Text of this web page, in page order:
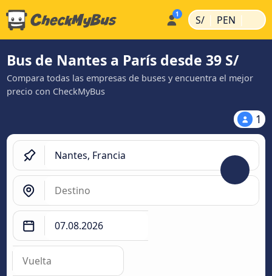
S/ | PEN |
Bus de Nantes a París desde 39 S/
Compara todas las empresas de buses y encuentra el mejor
precio con CheckMyBus
1